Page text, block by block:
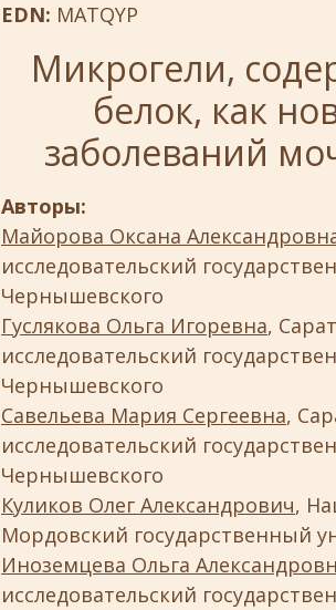
EDN: MATQYP
Микрогели,
белок, как
заболеваний
Авторы:
Майорова Оксана
исследовательский
Чернышевского
Гуслякова Ольга Игоревна,
исследовательский
Чернышевского
Савельева Мария Сергеевна,
исследовательский
Чернышевского
Куликов Олег Александрович,
Мордовский государственный
Иноземцева Ольга
исследовательский